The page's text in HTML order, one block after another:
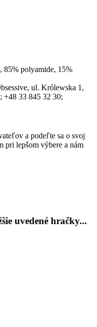
85% polyamide, 15%
, ul. Królewska 1 ,
+48 33 845 32 30;
a podeľte sa o svoj
pri lepšom výbere a nám
uvedené hračky...